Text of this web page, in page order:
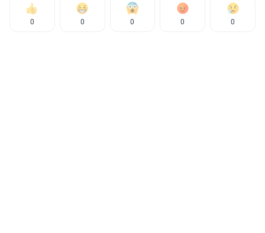
0 0 0 0 0